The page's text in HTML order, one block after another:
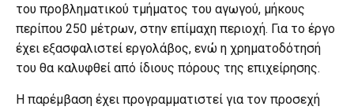
του προβληματικού τμήματος του αγωγού, μήκους
περίπου 250 μέτρων, στην επίμαχη περιοχή. Για το έργο
έχει εξασφαλιστεί εργολάβος, ενώ η χρηματοδότησή
του θα καλυφθεί από ίδιους πόρους της επιχείρησης.
Η παρέμβαση έχει προγραμματιστεί για τον προσεχή